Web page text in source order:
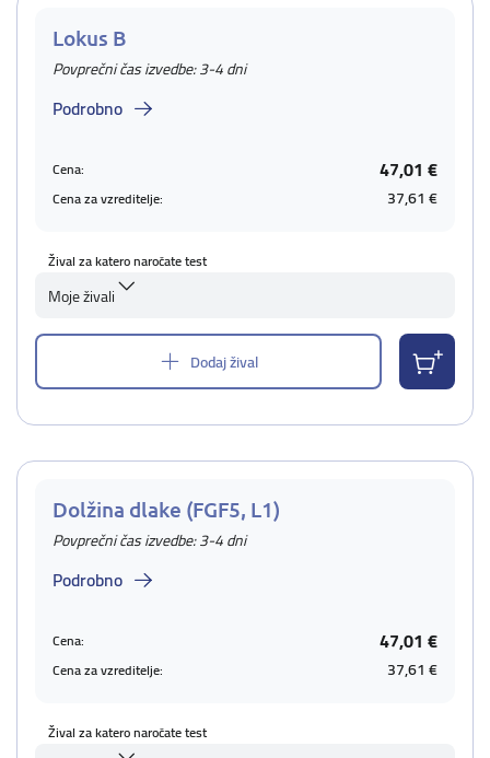
Lokus B
Povprečni čas izvedbe: 3-4 dni
Podrobno
Cena: 47,01 €
Cena za vzreditelje: 37,61 €
Žival za katero naročate test
Moje živali
Dodaj žival
Dolžina dlake (FGF5, L1)
Povprečni čas izvedbe: 3-4 dni
Podrobno
Cena: 47,01 €
Cena za vzreditelje: 37,61 €
Žival za katero naročate test